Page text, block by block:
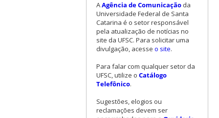
AAgência de Comunicaçãoda
Universidade Federal de Santa
Catarina é o setor responsável
pela atualização de notícias no
site da UFSC. Para solicitar uma
divulgação, acesse o site.
Para falar com qualquer setor da
UFSC, utilize o Catálogo
Telefônico.
Sugestões, elogios ou
reclamações devem ser